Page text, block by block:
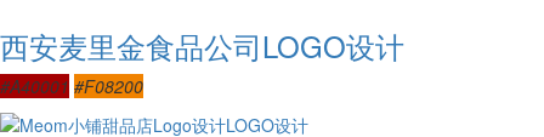
西安麦里金食品公司LOGO设计
#A40001 #F08200